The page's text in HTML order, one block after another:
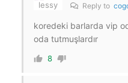
Reply to
koredeki barlarda vip
oda tutmuşlardır
8